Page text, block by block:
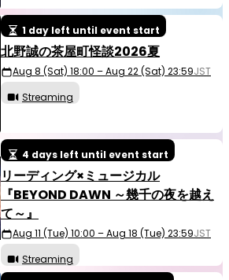
1 day left until event start
北野誠の茶屋町怪談2026夏
Aug 8 (Sat) 18:00 – Aug 22 (Sat) 23:59JST
Streaming
4 days left until event start
リーディング×ミュージカル
『BEYOND DAWN ～幾千の夜を越え
て～』
Aug 11 (Tue) 10:00 – Aug 18 (Tue) 23:59JST
Streaming